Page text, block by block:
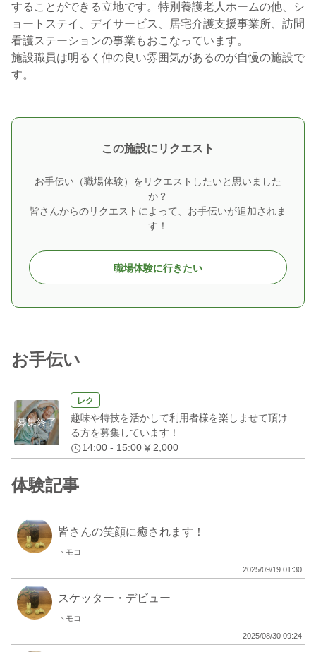
することができる立地です。特別養護老人ホームの他、シ
ョートステイ、デイサービス、居宅介護支援事業所、訪問
看護ステーションの事業もおこなっています。
施設職員は明るく仲の良い雰囲気があるのが自慢の施設で
す。
この施設にリクエスト
お手伝い（職場体験）をリクエストしたいと思いました
か？
皆さんからのリクエストによって、お手伝いが追加されま
す！
職場体験に行きたい
お手伝い
募集終了
レク
趣味や特技を活かして利用者様を楽しませて頂け
る方を募集しています！
14:00 - 15:00
2,000
体験記事
皆さんの笑顔に癒されます！
トモコ
2025/09/19 01:30
スケッター・デビュー
トモコ
2025/08/30 09:24